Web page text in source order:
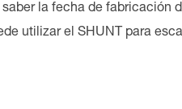
la fecha de fabricación
utilizar el SHUNT para